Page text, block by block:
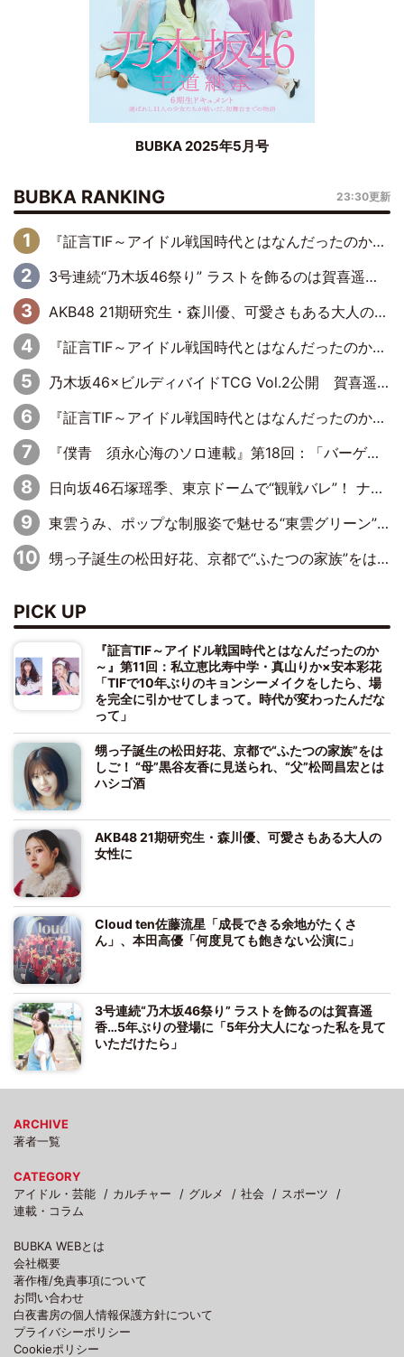
BUBKA 2025年5月号
BUBKA RANKING 23:30更新
『証言TIF～アイドル戦国時代とはなんだったのか～』第6回：でんぱ組.inc・古川未鈴×相沢梨紗「『ハロプロやりたかったな』って言ったら、夢眠ねむさんに『てめえはでんぱ組．incなんだよ！』って肩パンされて(笑)」
3号連続“乃木坂46祭り” ラストを飾るのは賀喜遥香…5年ぶりの登場に「5年分大人になった私を見ていただけたら」
AKB48 21期研究生・森川優、可愛さもある大人の女性に
『証言TIF～アイドル戦国時代とはなんだったのか～』第10回：さくら学院・武藤彩未×飯田らうら「正直、中3で辞めるというのを信じてなくて。そう言われてはいたけど、嘘でしょって」
乃木坂46×ビルディバイドTCG Vol.2公開 賀喜遥香＆田村真佑が『京まふ』ステージに登壇
『証言TIF～アイドル戦国時代とはなんだったのか～』第11回：私立恵比寿中学・真山りか×安本彩花「TIFで10年ぶりのキョンシーメイクをしたら、場を完全に引かせてしまって。時代が変わったんだなって」
『僕青 須永心海のソロ連載』第18回：「バーゲンセールハンターみうな inしまむら」編
日向坂46石塚瑶季、東京ドームで“観戦バレ”！ ナイツ・塙も認めた「巨人に詳しすぎるアイドル」は元VENUSスクール生で杉内コーチ推し⁉
東雲うみ、ポップな制服姿で魅せる“東雲グリーン”の正体
甥っ子誕生の松田好花、京都で“ふたつの家族”をはしご！ “母”黒谷友香に見送られ、“父”松岡昌宏とはハシゴ酒
PICK UP
『証言TIF～アイドル戦国時代とはなんだったのか
～』第11回：私立恵比寿中学・真山りか×安本彩花
「TIFで10年ぶりのキョンシーメイクをしたら、場
を完全に引かせてしまって。時代が変わったんだな
って」
甥っ子誕生の松田好花、京都で“ふたつの家族”をは
しご！ “母”黒谷友香に見送られ、“父”松岡昌宏とは
ハシゴ酒
AKB48 21期研究生・森川優、可愛さもある大人の
女性に
Cloud ten佐藤流星「成長できる余地がたくさ
ん」、本田高優「何度見ても飽きない公演に」
3号連続“乃木坂46祭り” ラストを飾るのは賀喜遥
香…5年ぶりの登場に「5年分大人になった私を見て
いただけたら」
ARCHIVE
著者一覧
CATEGORY
アイドル・芸能
カルチャー グルメ 社会
スポーツ
連載・コラム
BUBKA WEBとは
会社概要
著作権/免責事項について
お問い合わせ
白夜書房の個人情報保護方針について
プライバシーポリシー
Cookieポリシー